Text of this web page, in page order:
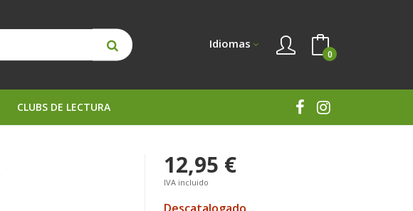
Idiomas
0
CLUBS DE LECTURA
12,95 €
IVA incluido